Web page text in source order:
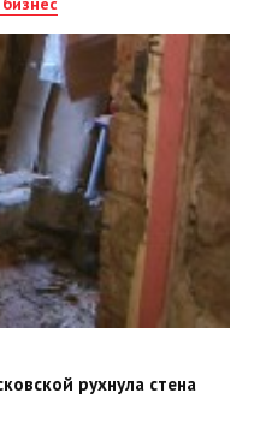
рухнула стена